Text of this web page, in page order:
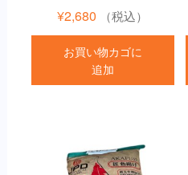
¥2,680 （税込）
お買い物カゴに
追加